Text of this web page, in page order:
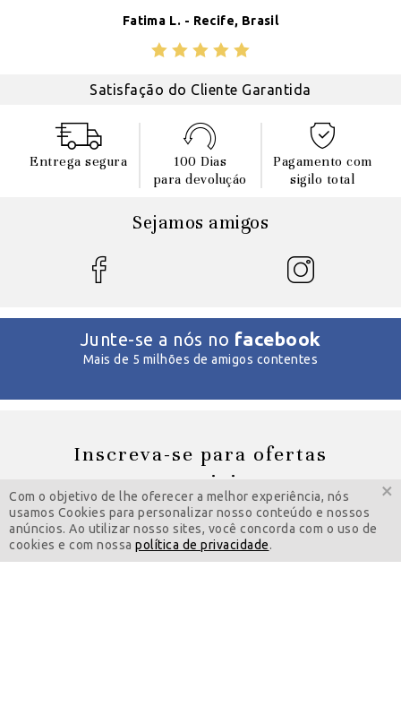
Fatima L. - Recife, Brasil
Satisfação do Cliente Garantida
Entrega segura
100 Dias
para devoluçáo
Pagamento com
sigilo total
Sejamos amigos
Junte-se a nós no facebook
Mais de 5 milhões de amigos contentes
Inscreva-se para ofertas
especiais
Com o objetivo de lhe oferecer a melhor experiência, nós
usamos Cookies para personalizar nosso conteúdo e nossos
anúncios. Ao utilizar nosso sites, você concorda com o uso de
cookies e com nossa política de privacidade.
×